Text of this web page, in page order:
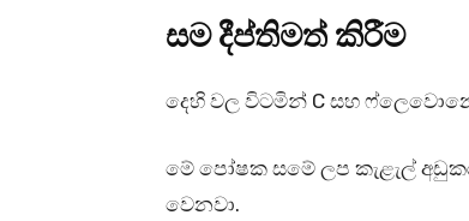
සම දීප්තිමත් කිරීම
දෙහි වල විටමින් C සහ
මේ පෝෂක සමේ ලප කැළැල්
වෙනවා.